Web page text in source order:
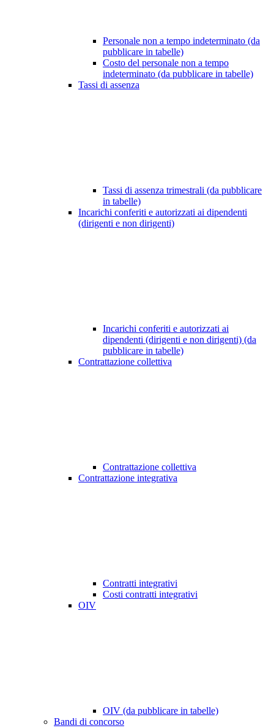
Personale non a tempo indeterminato (da
pubblicare in tabelle)
Costo del personale non a tempo
indeterminato (da pubblicare in tabelle)
Tassi di assenza
Tassi di assenza trimestrali (da pubblicare
in tabelle)
Incarichi conferiti e autorizzati ai dipendenti
(dirigenti e non dirigenti)
Incarichi conferiti e autorizzati ai
dipendenti (dirigenti e non dirigenti) (da
pubblicare in tabelle)
Contrattazione collettiva
Contrattazione collettiva
Contrattazione integrativa
Contratti integrativi
Costi contratti integrativi
OIV
OIV (da pubblicare in tabelle)
Bandi di concorso